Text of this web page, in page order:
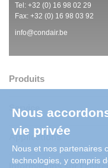
Tel: +32 (0) 16 98 02 29
Fax: +32 (0) 16 98 03 92
info@condair.be
Produits
Service
Applications
Informations sur
Nous
vie privée
Nous et nos partenaires
technologies, y compris